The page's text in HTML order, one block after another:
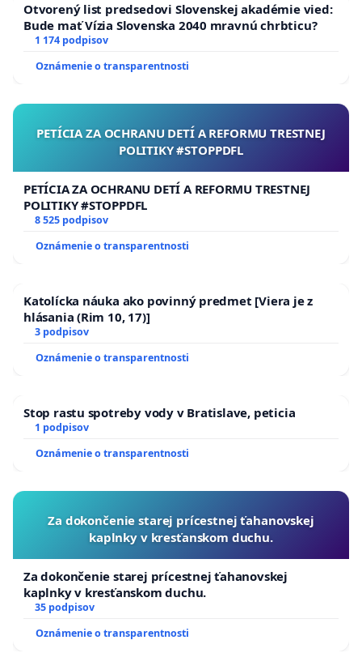
Otvorený list predsedovi Slovenskej akadémie vied:
Bude mať Vízia Slovenska 2040 mravnú chrbticu?
1 174 podpisov
Oznámenie o transparentnosti
PETÍCIA ZA OCHRANU DETÍ A REFORMU TRESTNEJ
POLITIKY #STOPPDFL
PETÍCIA ZA OCHRANU DETÍ A REFORMU TRESTNEJ
POLITIKY #STOPPDFL
8 525 podpisov
Oznámenie o transparentnosti
Katolícka náuka ako povinný predmet [Viera je z
hlásania (Rim 10, 17)]
3 podpisov
Oznámenie o transparentnosti
Stop rastu spotreby vody v Bratislave, peticia
1 podpisov
Oznámenie o transparentnosti
Za dokončenie starej prícestnej ťahanovskej
kaplnky v kresťanskom duchu.
Za dokončenie starej prícestnej ťahanovskej
kaplnky v kresťanskom duchu.
35 podpisov
Oznámenie o transparentnosti